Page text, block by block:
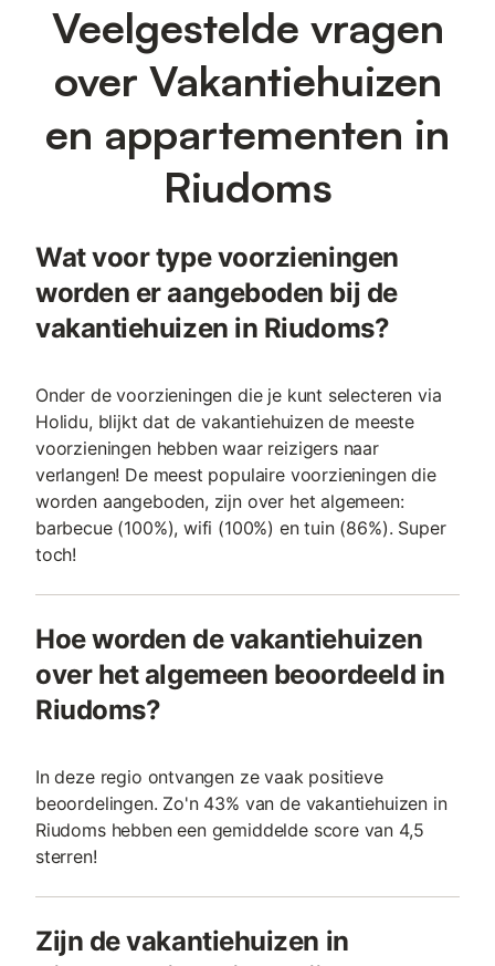
Veelgestelde vragen
over Vakantiehuizen
en appartementen in
Riudoms
Wat voor type voorzieningen
worden er aangeboden bij de
vakantiehuizen in Riudoms?
Onder de voorzieningen die je kunt selecteren via
Holidu, blijkt dat de vakantiehuizen de meeste
voorzieningen hebben waar reizigers naar
verlangen! De meest populaire voorzieningen die
worden aangeboden, zijn over het algemeen:
barbecue (100%), wifi (100%) en tuin (86%). Super
toch!
Hoe worden de vakantiehuizen
over het algemeen beoordeeld in
Riudoms?
In deze regio ontvangen ze vaak positieve
beoordelingen. Zo'n 43% van de vakantiehuizen in
Riudoms hebben een gemiddelde score van 4,5
sterren!
Zijn de vakantiehuizen in